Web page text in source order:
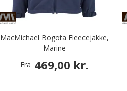
MacMichael Bogota Fleecejakke,
Marine
Fra 469,00 kr.